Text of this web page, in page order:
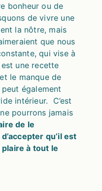
bonheur ou de
de vivre une
la nôtre, mais
que nous
qui vise à
une recette
le manque de
également
intérieur. C’est
pourrons jamais
de le
qu’il est
à tout le